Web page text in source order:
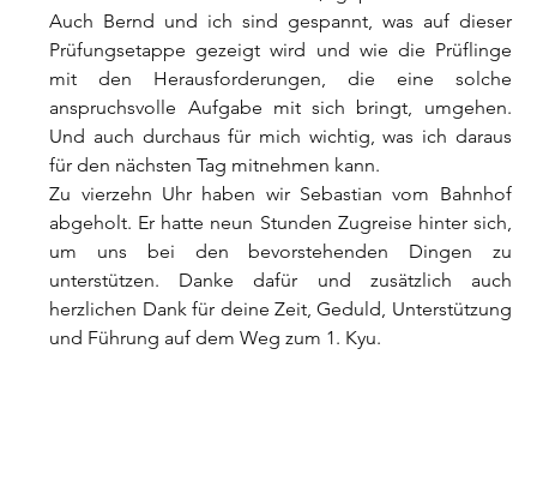
Auch Bernd und ich sind gespannt, was auf dieser
Prüfungsetappe gezeigt wird und wie die Prüflinge
mit den Herausforderungen, die eine solche
anspruchsvolle Aufgabe mit sich bringt, umgehen.
Und auch durchaus für mich wichtig, was ich daraus
für den nächsten Tag mitnehmen kann.
Zu vierzehn Uhr haben wir Sebastian vom Bahnhof
abgeholt. Er hatte neun Stunden Zugreise hinter sich,
um uns bei den bevorstehenden Dingen zu
unterstützen. Danke dafür und zusätzlich auch
herzlichen Dank für deine Zeit, Geduld, Unterstützung
und Führung auf dem Weg zum 1. Kyu.